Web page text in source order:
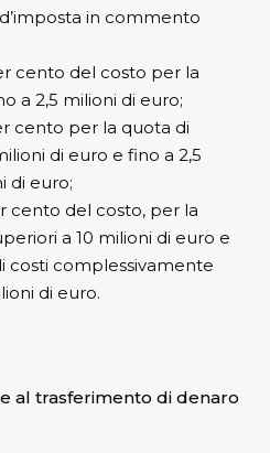
in commento
cento del costo per la
a 2,5 milioni di euro;
cento per la quota di
di euro e fino a 2,5
di euro;
cento del costo, per la
a 10 milioni di euro e
costi complessivamente
di euro.
al trasferimento di denaro